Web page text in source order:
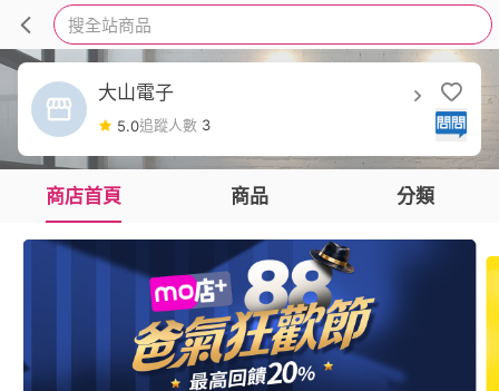
搜全站商品
大山電子
5.0追蹤人數 3
商店首頁 商品 分類